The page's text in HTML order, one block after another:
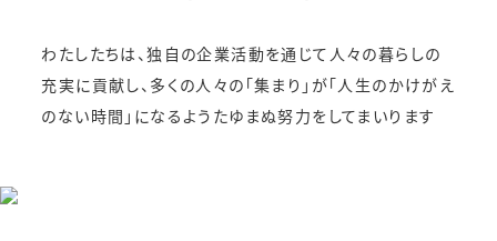
わたしたちは、独自の企業活動を通じて人々の暮らしの
充実に貢献し、 多くの人々の「集まり」が「人生のかけがえ
のない時間」になるよう たゆまぬ努力をしてまいります